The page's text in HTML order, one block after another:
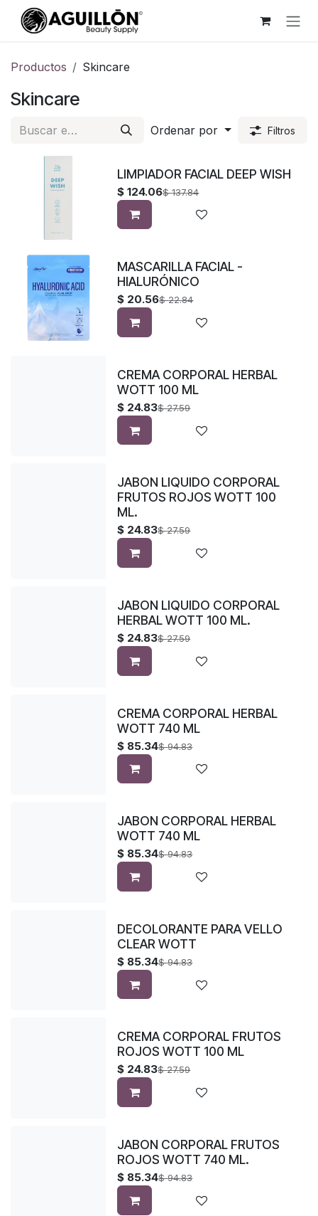
Ir al contenido
Productos Skincare
Skincare
Ordenar por Filtros
LIMPIADOR FACIAL DEEP WISH
$124.06$137.84
MASCARILLA FACIAL -
HIALURÓNICO
$ 20.56$22.84
CREMA CORPORAL HERBAL
WOTT 100 ML
$ 24.83$27.59
JABON LIQUIDO CORPORAL
FRUTOS ROJOS WOTT 100
ML.
$ 24.83$27.59
JABON LIQUIDO CORPORAL
HERBAL WOTT 100 ML.
$ 24.83$27.59
CREMA CORPORAL HERBAL
WOTT 740 ML
$ 85.34$94.83
JABON CORPORAL HERBAL
WOTT 740 ML
$ 85.34$94.83
DECOLORANTE PARA VELLO
CLEAR WOTT
$ 85.34$94.83
CREMA CORPORAL FRUTOS
ROJOS WOTT 100 ML
$ 24.83$27.59
JABON CORPORAL FRUTOS
ROJOS WOTT 740 ML.
$ 85.34$94.83